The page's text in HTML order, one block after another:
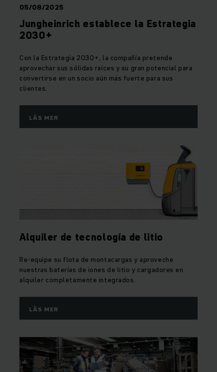
05/08/2025
Jungheinrich establece la Estrategia
2030+
Con la Estrategia 2030+, la compañía pretende
aprovechar sus sólidas raíces y su gran potencial para
convertirse en un socio aún más fuerte para sus
clientes.
LÄS MER
Alquiler de tecnología de litio
Re-equipe su flota de montacargas y aproveche
nuestras baterías de iones de litio y cargadores en
alquiler completamente integrados.
LÄS MER